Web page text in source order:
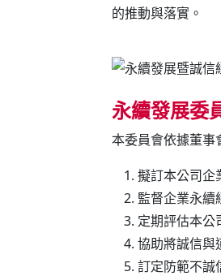
的推動與落實。
永續發展委
本委員會依據董事
擬訂本公司企
監督企業永續
定期評估本公
協助將誠信與
訂定防範不誠